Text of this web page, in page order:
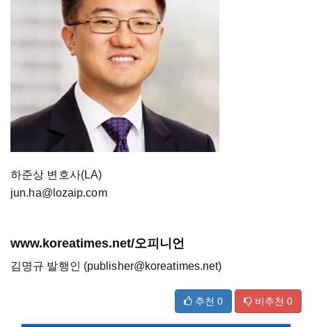
하준상 변호사(LA)
jun.ha@lozaip.com
www.koreatimes.net/오피니언
김명규 발행인 (publisher@koreatimes.net)
추천 0 비추천 0